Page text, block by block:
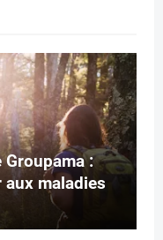
:
maladies